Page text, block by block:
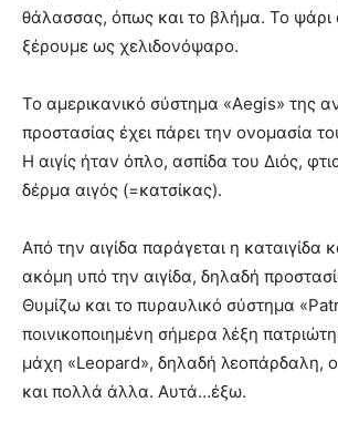
θάλασσας, όπως και το βλήμα. Το ψάρι
ξέρουμε ως χελιδονόψαρο.
Το αμερικανικό σύστημα «Aegis» της
προστασίας έχει πάρει την ονομασία
Η αιγίς ήταν όπλο, ασπίδα του Διός,
δέρμα αιγός (=κατσίκας).
Από την αιγίδα παράγεται η καταιγίδα
ακόμη υπό την αιγίδα, δηλαδή
Θυμίζω και το πυραυλικό σύστημα
ποινικοποιημένη σήμερα λέξη
μάχη «Leopard», δηλαδή λεοπάρδαλη,
και πολλά άλλα. Αυτά…έξω.